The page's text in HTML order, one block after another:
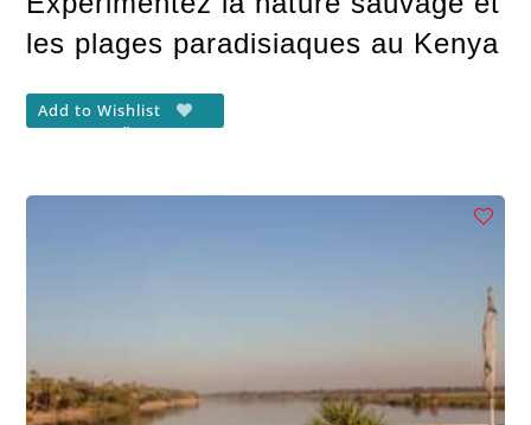
les plages paradisiaques au Kenya
Add to Wishlist